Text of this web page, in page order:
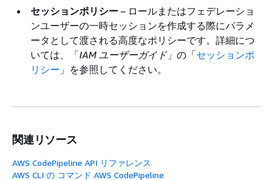
セッションポリシー – ロールまたはフェデレーショ
ンユーザーの一時セッションを作成する際にパラメ
ータとして渡される高度なポリシーです。詳細につ
いては、「IAM ユーザーガイド」の「セッションポ
リシー 」を参照してください。
関連リソース
AWS CodePipeline API リファレンス
AWS CLI の コマンド AWS CodePipeline